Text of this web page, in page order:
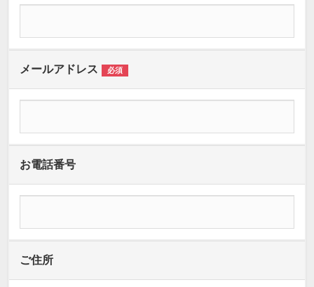
メールアドレス 必須
お電話番号
ご住所